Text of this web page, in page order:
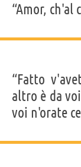
“Amor, ch'al
“Fatto
altro è da
voi n'orate